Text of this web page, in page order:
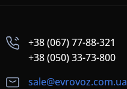
+38 (067) 77-88-321
+38 (050) 33-73-800
sale@evrovoz.com.ua